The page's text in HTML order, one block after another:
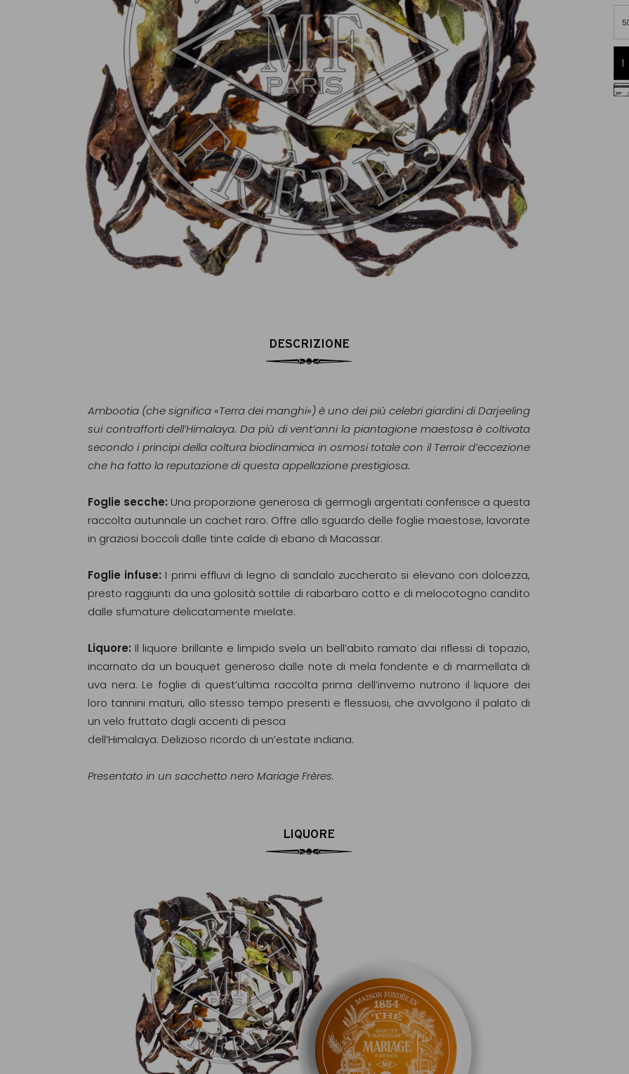
Consegna gratuita da 60€
in Francia Metropolitana
Spedizioni entro 5 giorni
(esclusi festivi e week-end)
DESCRIZIONE
Ambootia (che significa «Terra dei manghi») è uno dei più celebri giardini di Darjeeling
sui contrafforti dell’Himalaya. Da più di vent’anni la piantagione maestosa è coltivata
secondo i principi della coltura biodinamica in osmosi totale con il Terroir d’eccezione
che ha fatto la reputazione di questa appellazione prestigiosa.
Foglie secche: Una proporzione generosa di germogli argentati conferisce a questa
raccolta autunnale un cachet raro. Offre allo sguardo delle foglie maestose, lavorate
in graziosi boccoli dalle tinte calde di ebano di Macassar.
Foglie infuse: I primi effluvi di legno di sandalo zuccherato si elevano con dolcezza,
presto raggiunti da una golosità sottile di rabarbaro cotto e di melocotogno candito
dalle sfumature delicatamente mielate.
Liquore: Il liquore brillante e limpido svela un bell’abito ramato dai riflessi di topazio,
incarnato da un bouquet generoso dalle note di mela fondente e di marmellata di
uva nera. Le foglie di quest’ultima raccolta prima dell’inverno nutrono il liquore dei
loro tannini maturi, allo stesso tempo presenti e flessuosi, che avvolgono il palato di
un velo fruttato dagli accenti di pesca
dell’Himalaya. Delizioso ricordo di un’estate indiana.
Presentato in un sacchetto nero Mariage Frères.
LIQUORE